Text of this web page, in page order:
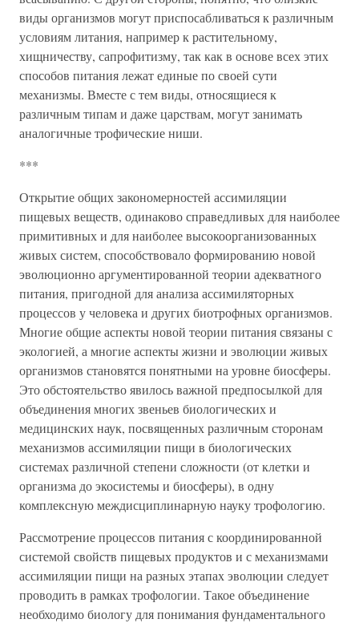
виды организмов могут приспосабливаться к различным
условиям литания, например к растительному,
хищничеству, сапрофитизму, так как в основе всех этих
способов питания лежат единые по своей сути
механизмы. Вместе с тем виды, относящиеся к
различным типам и даже царствам, могут занимать
аналогичные трофические ниши.
***
Открытие общих закономерностей ассимиляции
пищевых веществ, одинаково справедливых для наиболее
примитивных и для наиболее высокоорганизованных
живых систем, способствовало формированию новой
эволюционно аргументированной теории адекватного
питания, пригодной для анализа ассимиляторных
процессов у человека и других биотрофных организмов.
Многие общие аспекты новой теории питания связаны с
экологией, а многие аспекты жизни и эволюции живых
организмов становятся понятными на уровне биосферы.
Это обстоятельство явилось важной предпосылкой для
объединения многих звеньев биологических и
медицинских наук, посвященных различным сторонам
механизмов ассимиляции пищи в биологических
системах различной степени сложности (от клетки и
организма до экосистемы и биосферы), в одну
комплексную междисциплинарную науку трофологию.
Рассмотрение процессов питания с координированной
системой свойств пищевых продуктов и с механизмами
ассимиляции пищи на разных этапах эволюции следует
проводить в рамках трофологии. Такое объединение
необходимо биологу для понимания фундаментального